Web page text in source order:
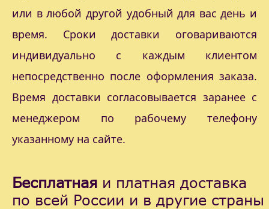
или в любой другой удобный для вас день и
время. Сроки доставки оговариваются
индивидуально с каждым клиентом
непосредственно после оформления заказа.
Время доставки согласовывается заранее с
менеджером по рабочему телефону
указанному на сайте.
Бесплатная и платная доставка
по всей России и в другие страны